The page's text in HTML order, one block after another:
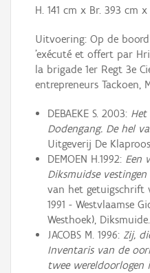
H. 141 cm x Br. 393 cm
Uitvoering: Op de
'exécuté et offert par
la brigade 1er Regt 3e
entrepreneurs Tackoen,
DEBAEKE S. 2003:
Dodengang. De hel
Uitgeverij De
DEMOEN H.1992: Een
Diksmuidse vestingen
van het getuigschrift
1991 - Westvlaamse
Westhoek), Diksmuide.
JACOBS M. 1996: Zij,
Inventaris van de
twee wereldoorlogen